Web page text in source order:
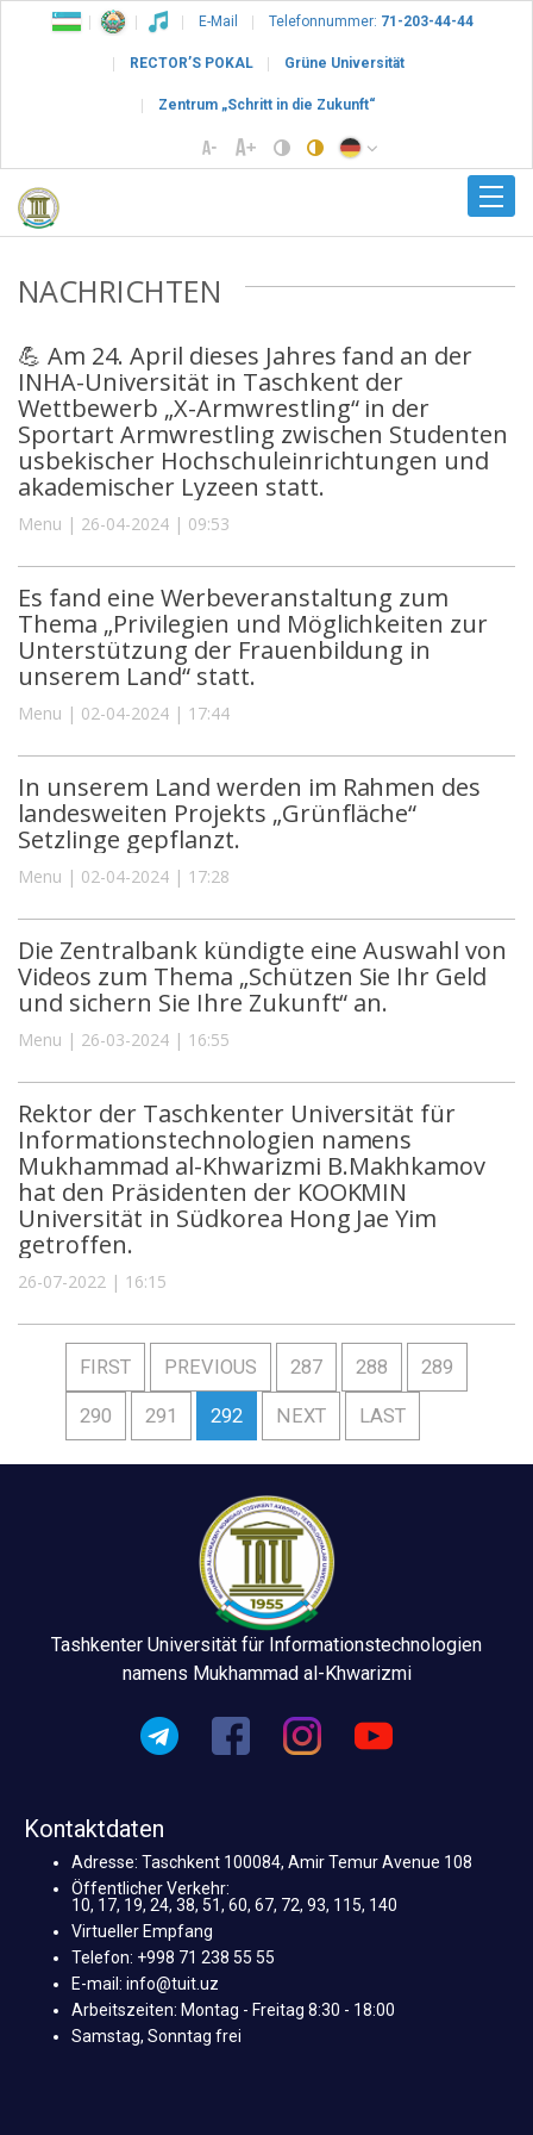
E-Mail Telefonnummer: 71-203-44-44
RECTOR’S POKAL Grüne Universität
Zentrum „Schritt in die Zukunft“
NACHRICHTEN
💪 Am 24. April dieses Jahres fand an der
INHA-Universität in Taschkent der
Wettbewerb „X-Armwrestling“ in der
Sportart Armwrestling zwischen Studenten
usbekischer Hochschuleinrichtungen und
akademischer Lyzeen statt.
Menu | 26-04-2024 | 09:53
Es fand eine Werbeveranstaltung zum
Thema „Privilegien und Möglichkeiten zur
Unterstützung der Frauenbildung in
unserem Land“ statt.
Menu | 02-04-2024 | 17:44
In unserem Land werden im Rahmen des
landesweiten Projekts „Grünfläche“
Setzlinge gepflanzt.
Menu | 02-04-2024 | 17:28
Die Zentralbank kündigte eine Auswahl von
Videos zum Thema „Schützen Sie Ihr Geld
und sichern Sie Ihre Zukunft“ an.
Menu | 26-03-2024 | 16:55
Rektor der Taschkenter Universität für
Informationstechnologien namens
Mukhammad al-Khwarizmi B.Makhkamov
hat den Präsidenten der KOOKMIN
Universität in Südkorea Hong Jae Yim
getroffen.
26-07-2022 | 16:15
FIRST PREVIOUS 287 288 289
290 291 292 NEXT LAST
Tashkenter Universität für Informationstechnologien
namens Mukhammad al-Khwarizmi
Kontaktdaten
Adresse: Taschkent 100084, Amir Temur Avenue 108
Öffentlicher Verkehr:
10, 17, 19, 24, 38, 51, 60, 67, 72, 93, 115, 140
Virtueller Empfang
Telefon: +998 71 238 55 55
E-mail: info@tuit.uz
Arbeitszeiten: Montag - Freitag 8:30 - 18:00
Samstag, Sonntag frei